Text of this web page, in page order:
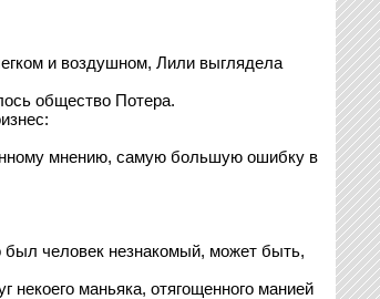
и воздушном, Лили выглядела
общество Потера.
мнению, самую большую ошибку в
был человек незнакомый, может быть,
маньяка, отягощенного манией